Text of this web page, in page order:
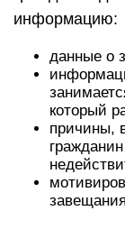
информацию:
данные о
который
причины,